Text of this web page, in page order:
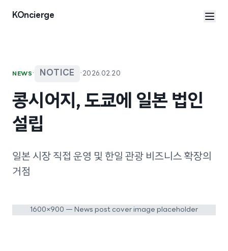
KOncierge
NEWS· NOTICE · 2026.02.20
콩시어지, 도쿄에 일본 법인
설립
일본 시장 직접 운영 및 한일 관광 비즈니스 확장의
거점
1600×900 — News post cover image placeholder